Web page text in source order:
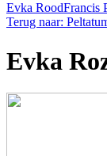
Evka RoodFrancis
Terug naar:
Evka